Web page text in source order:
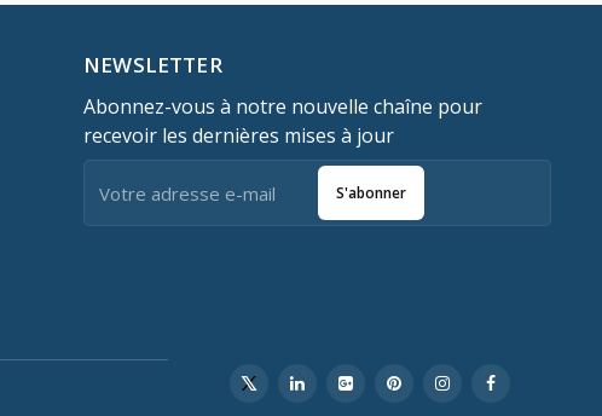
NEWSLETTER
Abonnez-vous à notre nouvelle chaîne pour
recevoir les dernières mises à jour
S'abonner